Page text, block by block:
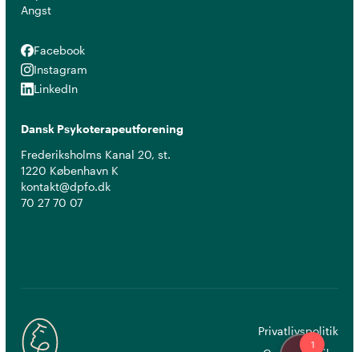
Angst
Facebook
Facebook
Instagram
Instagram
LinkedIn
LinkedIn
Dansk Psykoterapeutforening
Frederiksholms Kanal 20, st.
1220 København K
kontakt@dpfo.dk
70 27 70 07
Privatlivspolitik